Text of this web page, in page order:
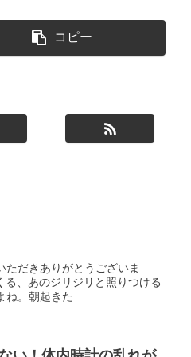
コピー
だきありがとうございま
、あのジリジリと照りつける
。朝起きた...